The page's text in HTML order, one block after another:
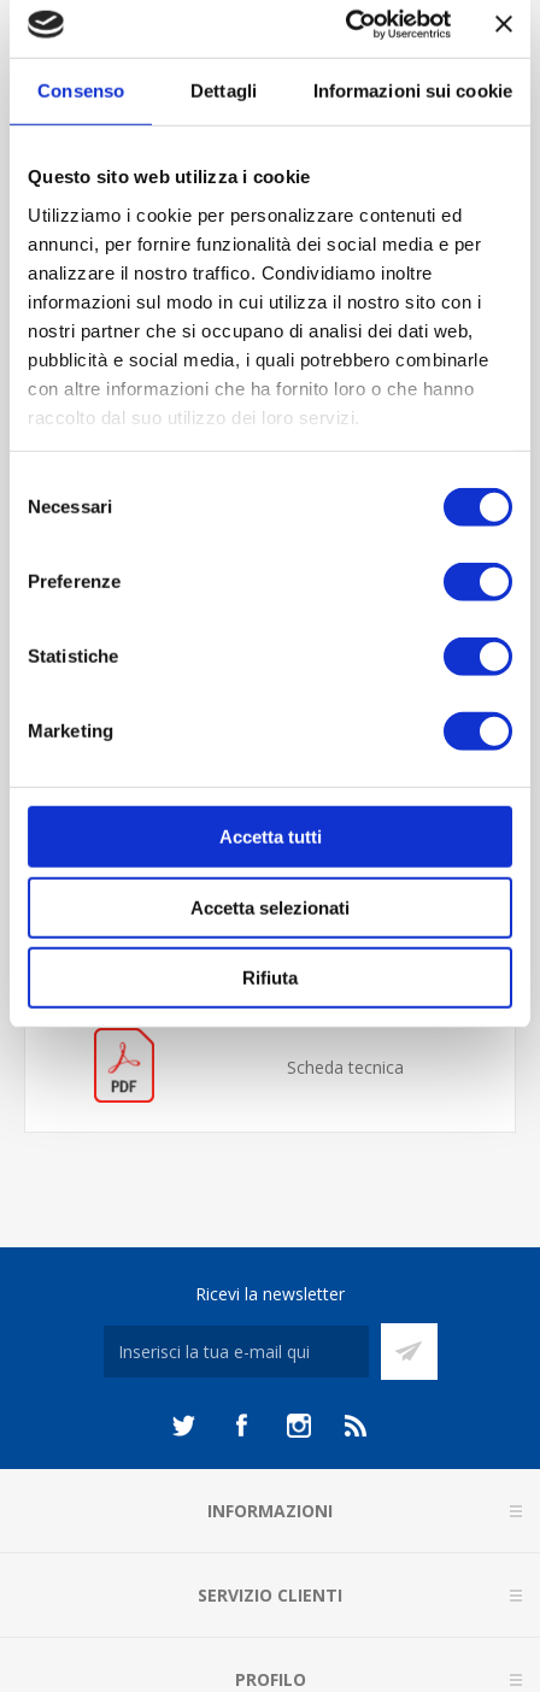
Consenso Dettagli Informazioni sui cookie
Questo sito web utilizza i cookie
Utilizziamo i cookie per personalizzare contenuti ed
annunci, per fornire funzionalità dei social media e per
analizzare il nostro traffico. Condividiamo inoltre
informazioni sul modo in cui utilizza il nostro sito con i
nostri partner che si occupano di analisi dei dati web,
pubblicità e social media, i quali potrebbero combinarle
con altre informazioni che ha fornito loro o che hanno
raccolto dal suo utilizzo dei loro servizi.
delNecessari
Preferenze
Statistiche
Marketing
Accetta tutti
Accetta selezionati
Rifiuta
Contattaci
Imboccatura:T.vite pp31,5o
Peso (gr):390
Diametro (mm):56
Altezza (mm):262
Larghezza (mm):73
Quantità per imballo (ordine minimo 1 collo):1480
Cod.: CEN031
Please select the address you want to ship to
REVIEWS
CONTACT US
Scheda tecnica
Ricevi la newsletter
INFORMAZIONI
SERVIZIO CLIENTI
PROFILO